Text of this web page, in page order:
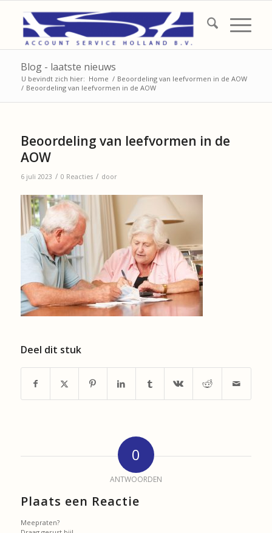
Blog - laatste nieuws
U bevindt zich hier: Home / Beoordeling van leefvormen in de AOW
/ Beoordeling van leefvormen in de AOW
Beoordeling van leefvormen in de
AOW
6 juli 2023 / 0 Reacties / door
Deel dit stuk
0
ANTWOORDEN
Plaats een Reactie
Meepraten?